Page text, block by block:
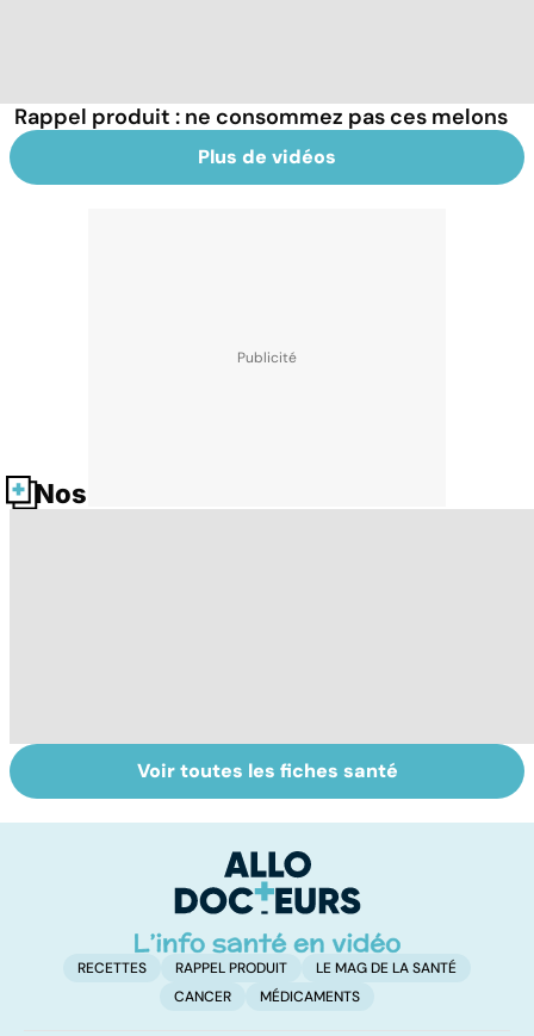
Rappel produit : ne consommez pas ces melons
Plus de vidéos
Nos fiches santé
Alimentation :
nos assiettes
Pesticides :
retour au bio ?
Voir toutes les fiches santé
RECETTES RAPPEL PRODUIT
LE MAG DE LA SANTÉ
CANCER
MÉDICAMENTS